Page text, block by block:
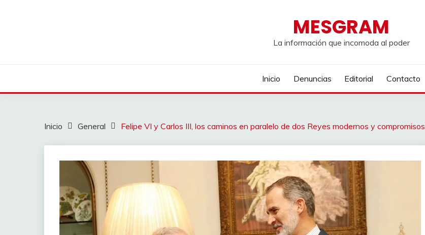
MESGRAM
La información que incomoda al poder
Inicio Denuncias Editorial Contacto
Inicio General Felipe VI y Carlos III, los caminos en paralelo de dos Reyes modernos y compromisos